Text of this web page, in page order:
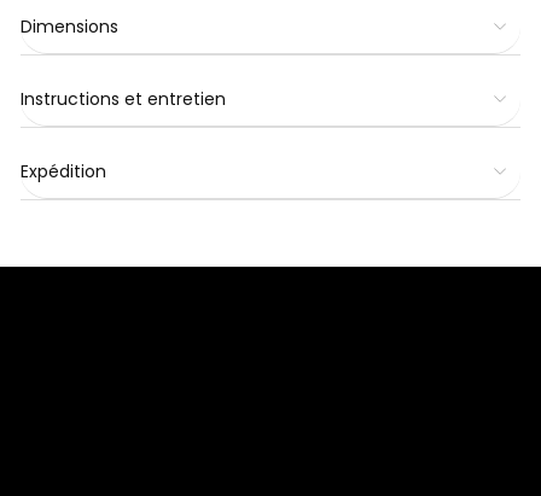
Dimensions
Instructions et entretien
Expédition